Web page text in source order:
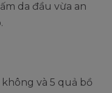
da đầu vừa an
không và 5 quả bồ